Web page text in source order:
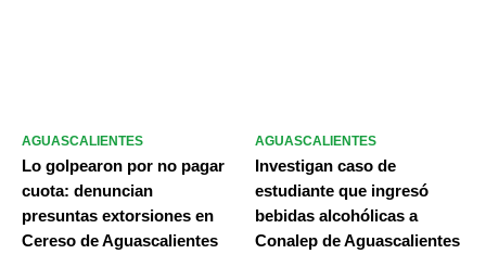
AGUASCALIENTES
Lo golpearon por no pagar
cuota: denuncian
presuntas extorsiones en
Cereso de Aguascalientes
AGUASCALIENTES
Investigan caso de
estudiante que ingresó
bebidas alcohólicas a
Conalep de Aguascalientes